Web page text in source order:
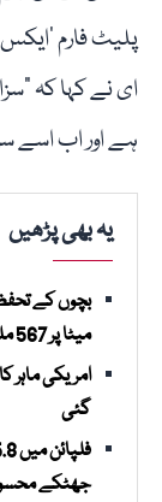
پلیٹ فارم
ای نے کہا کہ
ہے اور اب اسے
یہ بھی پڑھیں
بچوں کے
میٹا پر 567 ملین ڈالر کا جرمانہ عائد کر دیا
امریکی ماہر
گئی
جھٹکے